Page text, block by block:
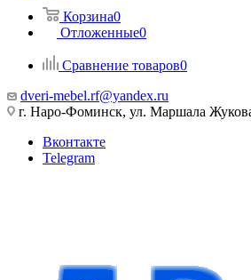
Корзина0
Отложенные0
Сравнение товаров0
dveri-mebel.rf@yandex.ru
г. Наро-Фоминск, ул. Маршала
Вконтакте
Telegram